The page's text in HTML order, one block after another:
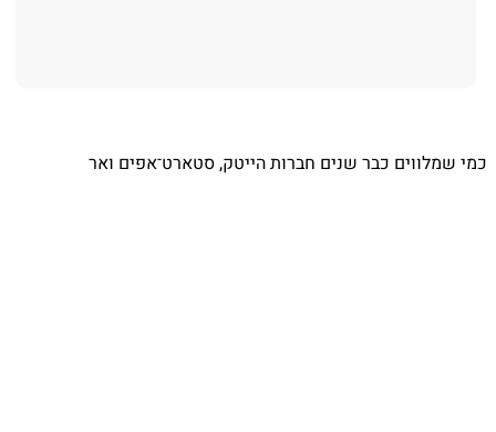
⁨ כמי שמלווים כבר שנים חברות הייטק, סטארט־אפים ואר